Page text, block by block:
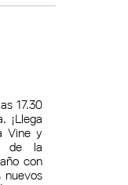
17.30
¡Llega
Vine y
de la
con
nuevos